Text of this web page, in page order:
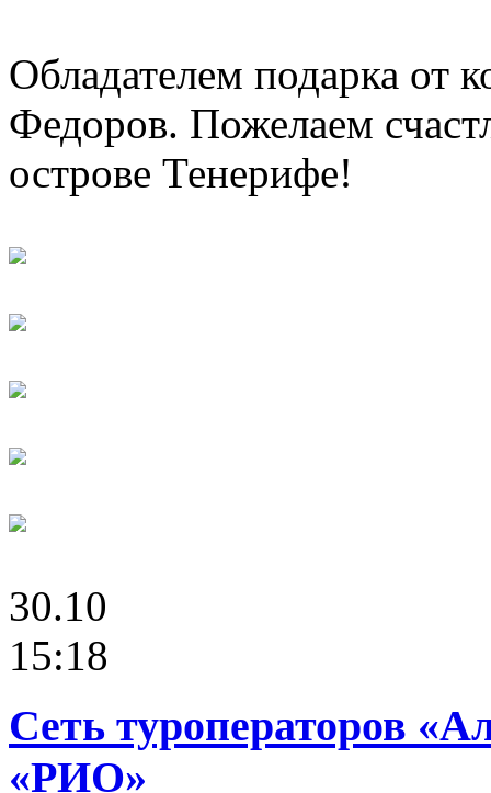
Обладателем подарка от
Федоров. Пожелаем
острове Тенерифе!
30.10
15:18
Сеть туроператоров
«РИО»